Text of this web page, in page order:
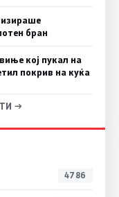
бран
кој пукал на
покрив на куќа
→
4786